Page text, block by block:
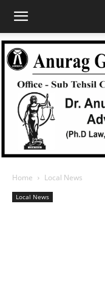
Home Local News
Local News